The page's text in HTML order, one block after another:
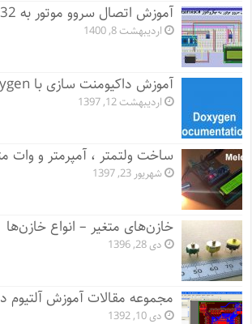
آموزش اتصال سروو موتور به STM32
اردیبهشت 8, 1400
آموزش داکیومنت سازی با Doxygen
اردیبهشت 12, 1397
ساخت ولتمتر ، آمپرمتر و وات
شهریور 23, 1397
خازن‌های متغیر – انواع خازن‌ها
دی 28, 1396
مجموعه مقالات آموزش آلتیوم
دی 10, 1392